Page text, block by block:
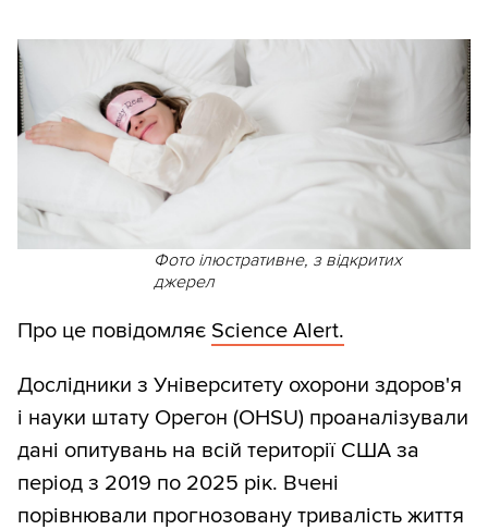
Фото ілюстративне, з відкритих
джерел
Про це повідомляє Science Alert.
Дослідники з Університету охорони здоров'я
і науки штату Орегон (OHSU) проаналізували
дані опитувань на всій території США за
період з 2019 по 2025 рік. Вчені
порівнювали прогнозовану тривалість життя